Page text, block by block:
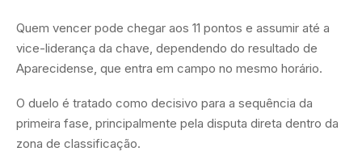
Quem vencer pode chegar aos 11 pontos e assumir até a
vice-liderança da chave, dependendo do resultado de
Aparecidense, que entra em campo no mesmo horário.
O duelo é tratado como decisivo para a sequência da
primeira fase, principalmente pela disputa direta dentro da
zona de classificação.